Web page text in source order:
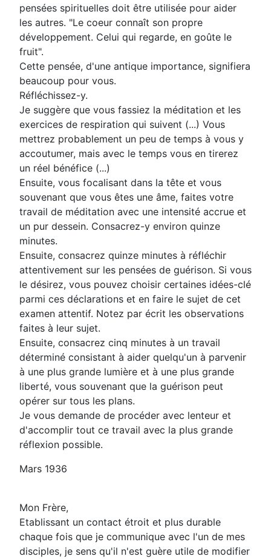
pensées spirituelles doit être utilisée pour aider
les autres. "Le coeur connaît son propre
développement. Celui qui regarde, en goûte le
fruit".
Cette pensée, d'une antique importance, signifiera
beaucoup pour vous.
Réfléchissez-y.
Je suggère que vous fassiez la méditation et les
exercices de respiration qui suivent (...) Vous
mettrez probablement un peu de temps à vous y
accoutumer, mais avec le temps vous en tirerez
un réel bénéfice (...)
Ensuite, vous focalisant dans la tête et vous
souvenant que vous êtes une âme, faites votre
travail de méditation avec une intensité accrue et
un pur dessein. Consacrez-y environ quinze
minutes.
Ensuite, consacrez quinze minutes à réfléchir
attentivement sur les pensées de guérison. Si vous
le désirez, vous pouvez choisir certaines idées-clé
parmi ces déclarations et en faire le sujet de cet
examen attentif. Notez par écrit les observations
faites à leur sujet.
Ensuite, consacrez cinq minutes à un travail
déterminé consistant à aider quelqu'un à parvenir
à une plus grande lumière et à une plus grande
liberté, vous souvenant que la guérison peut
opérer sur tous les plans.
Je vous demande de procéder avec lenteur et
d'accomplir tout ce travail avec la plus grande
réflexion possible.
Mars 1936
Mon Frère,
Etablissant un contact étroit et plus durable
chaque fois que je communique avec l'un de mes
disciples, je sens qu'il n'est guère utile de modifier